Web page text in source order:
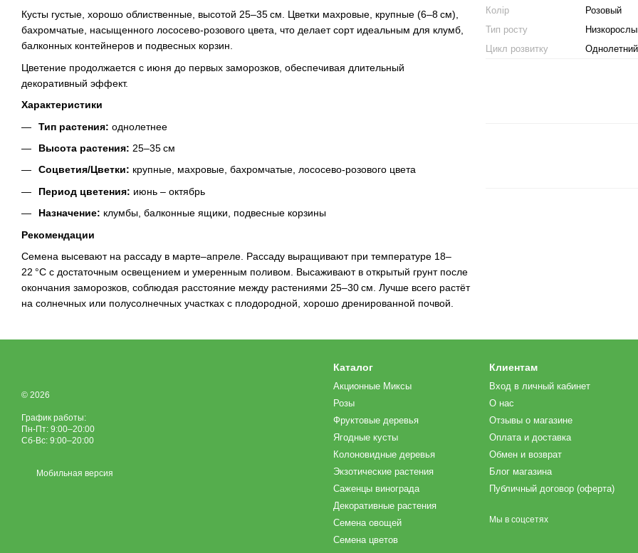
Кусты густые, хорошо облиственные, высотой 25–35 см. Цветки махровые, крупные (6–8 см),
бахромчатые, насыщенного лососево-розового цвета, что делает сорт идеальным для клумб,
балконных контейнеров и подвесных корзин.
Цветение продолжается с июня до первых заморозков, обеспечивая длительный
декоративный эффект.
Характеристики
Тип растения: однолетнее
Высота растения: 25–35 см
Соцветия/Цветки: крупные, махровые, бахромчатые, лососево-розового цвета
Период цветения: июнь – октябрь
Назначение: клумбы, балконные ящики, подвесные корзины
Рекомендации
Семена высевают на рассаду в марте–апреле. Рассаду выращивают при температуре 18–
22 °C с достаточным освещением и умеренным поливом. Высаживают в открытый грунт после
окончания заморозков, соблюдая расстояние между растениями 25–30 см. Лучше всего растёт
на солнечных или полусолнечных участках с плодородной, хорошо дренированной почвой.
Колір
Розовый
Тип росту
Цикл розвитку
Однолетний
© 2026
График работы:
Пн-Пт: 9:00–20:00
Сб-Вс: 9:00–20:00
Мобильная версия
Каталог
Акционные Миксы
Розы
Фруктовые деревья
Ягодные кусты
Колоновидные деревья
Экзотические растения
Саженцы винограда
Декоративные растения
Семена овощей
Семена цветов
Клиентам
Вход в личный кабинет
О нас
Отзывы о магазине
Оплата и доставка
Обмен и возврат
Блог магазина
Публичный договор (оферта)
Мы в соцсетях